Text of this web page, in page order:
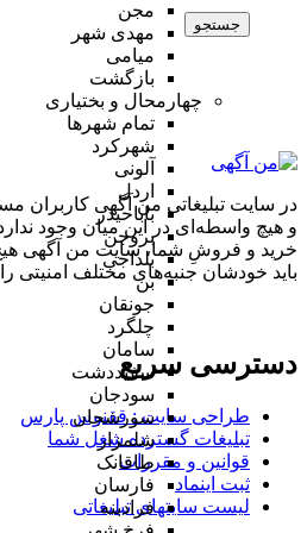
مجن
مهدی شهر
میامی
بازگشت
چهارمحال و بختیاری
تمام شهر‌ها
شهرکرد
آلونی
اردل
باباحیدر
بروجن
بلداجی
بن
جونقان
چلگرد
سامان
سفیددشت
سودجان
سورشجان
شلمزار
طاقانک
فارسان
فرادبنه
جستجو
در سایت تبلیغاتی من آگهی کاربران
و هیچ واسطه‌ای در این میان وجود
خرید و فروشِ شما، سایت من آگهی هیچ
باید خودشان جنبه‌های مختلف امنیتی
دسترسی سریع
طراحی سایت :‌ ققنوس پارس
تبلیغات گسترده شغل شما
قوانین و مقررات
ثبت اینماد
لیست سایتهای تبلیغاتی